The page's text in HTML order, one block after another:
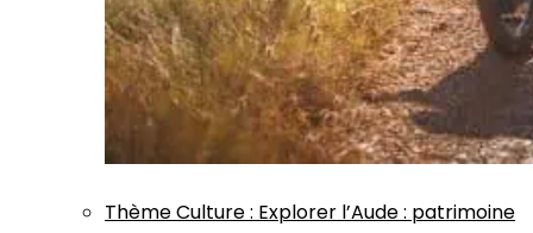
ThèmeCulture: Explorer l’Aude : patrimoine